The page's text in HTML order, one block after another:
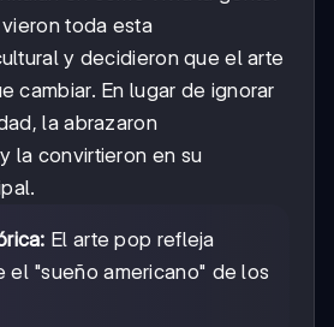
toda esta
y decidieron que el arte
cambiar. En lugar de ignorar
la abrazaron
la convirtieron en su
El arte pop refleja
el "sueño americano" de los